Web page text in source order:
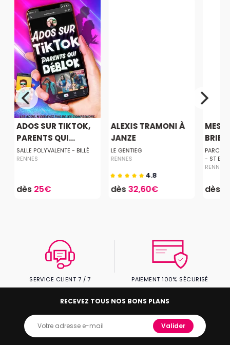
ADOS SUR TIKTOK,
PARENTS QUI...
SALLE POLYVALENTE - BILLÉ
RENNES
dès 25€
ALEXIS TRAMONI À
JANZE
LE GENTIEG
RENNES
4.8
dès32,60€
PARC
- ST
RENNES
dès
SERVICE CLIENT 7 / 7 PAIEMENT 100% SÉCURISÉ
RECEVEZ TOUS NOS BONS PLANS
Valider